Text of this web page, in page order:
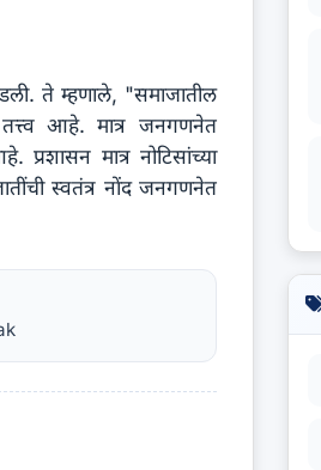
ते म्हणाले, "समाजातील
आहे. मात्र जनगणनेत
मात्र नोटिसांच्या
स्वतंत्र नोंद जनगणनेत